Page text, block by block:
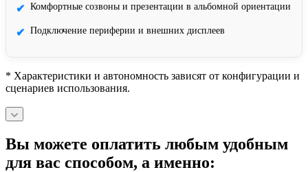
✔ Комфортные созвоны и презентации в альбомной ориентации
✔ Подключение периферии и внешних дисплеев
* Характеристики и автономность зависят от конфигурации и
сценариев использования.
Вы можете оплатить любым удобным
для вас способом, а именно: